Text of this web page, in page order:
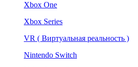
Xbox One
Xbox Series
VR ( Виртуальная реальность )
Nintendo Switch